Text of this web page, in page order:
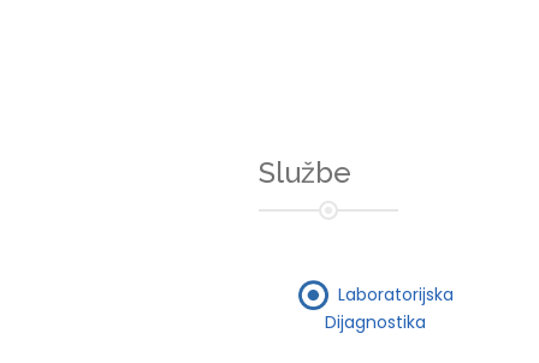
Službe
Laboratorijska
Dijagnostika